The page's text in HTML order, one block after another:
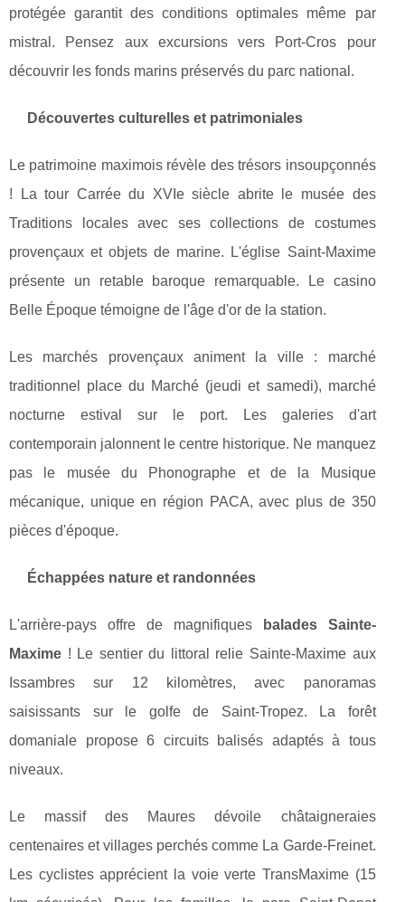
protégée garantit des conditions optimales même par
mistral. Pensez aux excursions vers Port-Cros pour
découvrir les fonds marins préservés du parc national.
Découvertes culturelles et patrimoniales
Le patrimoine maximois révèle des trésors insoupçonnés
! La tour Carrée du XVIe siècle abrite le musée des
Traditions locales avec ses collections de costumes
provençaux et objets de marine. L'église Saint-Maxime
présente un retable baroque remarquable. Le casino
Belle Époque témoigne de l'âge d'or de la station.
Les marchés provençaux animent la ville : marché
traditionnel place du Marché (jeudi et samedi), marché
nocturne estival sur le port. Les galeries d'art
contemporain jalonnent le centre historique. Ne manquez
pas le musée du Phonographe et de la Musique
mécanique, unique en région PACA, avec plus de 350
pièces d'époque.
Échappées nature et randonnées
L'arrière-pays offre de magnifiques
balades Sainte-
Maxime ! Le sentier du littoral relie Sainte-Maxime aux
Issambres sur 12 kilomètres, avec panoramas
saisissants sur le golfe de Saint-Tropez. La forêt
domaniale propose 6 circuits balisés adaptés à tous
niveaux.
Le massif des Maures dévoile châtaigneraies
centenaires et villages perchés comme La Garde-Freinet.
Les cyclistes apprécient la voie verte TransMaxime (15